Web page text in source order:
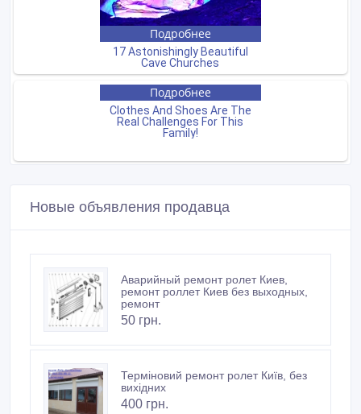
Новые объявления продавца
Аварийный ремонт ролет Киев,
ремонт роллет Киев без выходных,
ремонт
50 грн.
Терміновий ремонт ролет Київ, без
вихідних
400 грн.